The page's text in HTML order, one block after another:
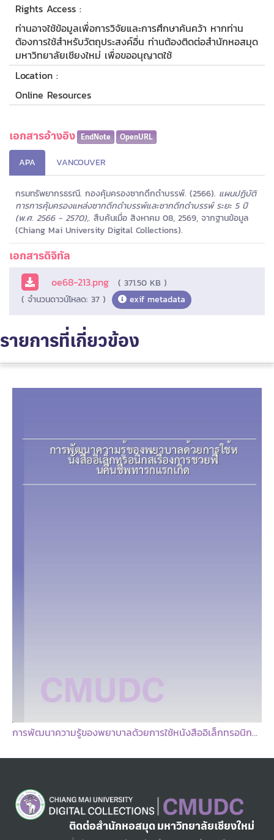
Rights Access :
ท่านอาจใช้ข้อมูลเพื่อการวิจัยและการศึกษาค้นคว้า หากท่าน
ต้องการใช้สำหรับวัตถุประสงค์อื่น ท่านต้องติดต่อสำนักหอสมุด
มหาวิทยาลัยเชียงใหม่ เพื่อขออนุญาตใช้
Location :
Online Resources
เอกสารอ้างอิง EndNote OpenURL
APA VANCOUVER
กรมทรัพยากรธรณี. กองคุ้มครองซากดึกดำบรรพ์. (2566). แผนปฏิบัติ
การการคุ้มครองแหล่งซากดึกดำบรรพ์และซากดึกดำบรรพ์ ระยะ 5 ปี
(พ.ศ. 2566 - 2570),. สืบค้นเมื่อ สิงหาคม 08, 2569, จากฐานข้อมูล
(Chiang Mai University Digital Collections).
เอกสารดิจิทัล
oe68-213.png
( 371.50 KB )
( จำนวนดาวน์โหลด: 37 )
exif metadata
รายการที่เกี่ยวข้อง
การพัฒนาความรู้ของพยาบาลด้วยการใช้หนังสืออิเล็กทรอนิกส์เรื่องการช่วยฟื้นคืนชีพทารกแรกเกิด
ติดต่อสำนักหอสมุด มหาวิทยาลัยเชียงใหม่